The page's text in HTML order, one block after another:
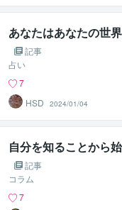
あなたはあなたの世
記事
占い
7
HSD
2024/01/04
自分を知ることから
記事
コラム
7